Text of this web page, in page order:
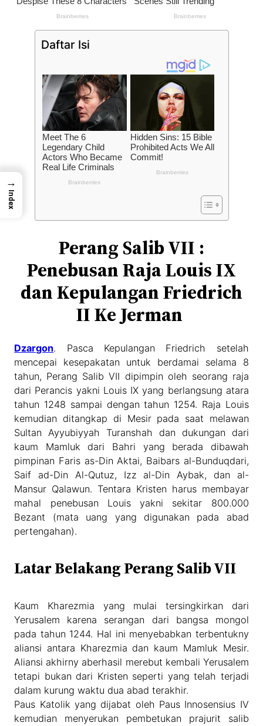
Daftar Isi
Perang Salib VII :
Penebusan Raja Louis IX
dan Kepulangan Friedrich
II Ke Jerman
Dzargon. Pasca Kepulangan Friedrich setelah
mencepai kesepakatan untuk berdamai selama 8
tahun, Perang Salib VII dipimpin oleh seorang raja
dari Perancis yakni Louis IX yang berlangsung atara
tahun 1248 sampai dengan tahun 1254. Raja Louis
kemudian ditangkap di Mesir pada saat melawan
Sultan Ayyubiyyah Turanshah dan dukungan dari
kaum Mamluk dari Bahri yang berada dibawah
pimpinan Faris as-Din Aktai, Baibars al-Bunduqdari,
Saif ad-Din Al-Qutuz, Izz al-Din Aybak, dan al-
Mansur Qalawun. Tentara Kristen harus membayar
mahal penebusan Louis yakni sekitar 800.000
Bezant (mata uang yang digunakan pada abad
pertengahan).
Latar Belakang Perang Salib VII
Kaum Kharezmia yang mulai tersingkirkan dari
Yerusalem karena serangan dari bangsa mongol
pada tahun 1244. Hal ini menyebabkan terbentukny
aliansi antara Kharezmia dan kaum Mamluk Mesir.
Aliansi akhirny aberhasil merebut kembali Yerusalem
tetapi bukan dari Kristen seperti yang telah terjadi
dalam kurung waktu dua abad terakhir.
Paus Katolik yang dijabat oleh Paus Innosensius IV
kemudian menyerukan pembetukan prajurit salib
→
Index